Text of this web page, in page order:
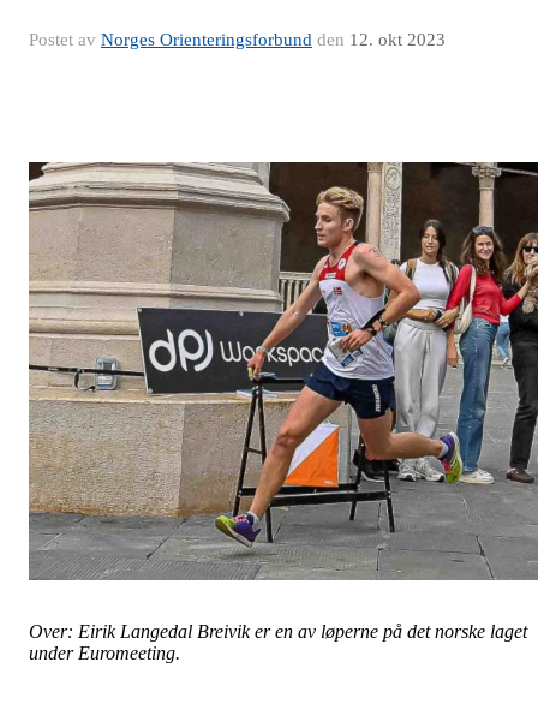
Postet av Norges Orienteringsforbund den 12. okt 2023
Over: Eirik Langedal Breivik er en av løperne på det norske laget
under Euromeeting.